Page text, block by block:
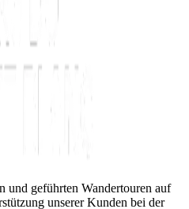
und geführten Wandertouren auf
unserer Kunden bei der